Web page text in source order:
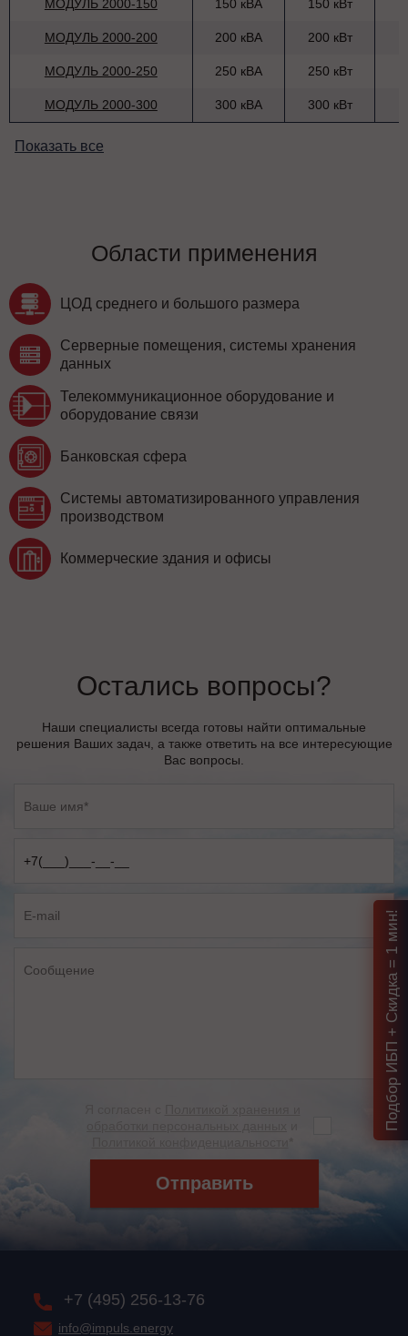
МОДУЛЬ 2000-150 150 кВА 150 кВт
МОДУЛЬ 2000-200 200 кВА 200 кВт
МОДУЛЬ 2000-250 250 кВА 250 кВт
МОДУЛЬ 2000-300 300 кВА 300 кВт
Показать все
Области применения
ЦОД среднего и большого размера
Серверные помещения, системы хранения
данных
Телекоммуникационное оборудование и
оборудование связи
Банковская сфера
Системы автоматизированного управления
производством
Коммерческие здания и офисы
Остались вопросы?
Наши специалисты всегда готовы найти оптимальные
решения Ваших задач, а также ответить на все интересующие
Вас вопросы.
Отправить
+7 (495) 256-13-76
info@impuls.energy
Подбор ИБП + Скидка = 1 мин!